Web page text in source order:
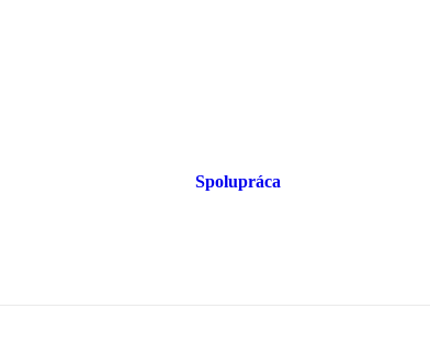
Spolupráca